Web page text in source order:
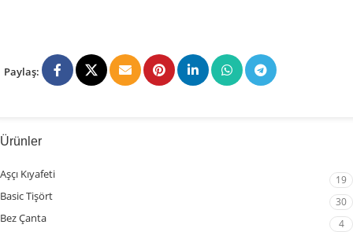
Paylaş:
Ürünler
Aşçı Kıyafeti 19
Basic Tişört 30
Bez Çanta 4